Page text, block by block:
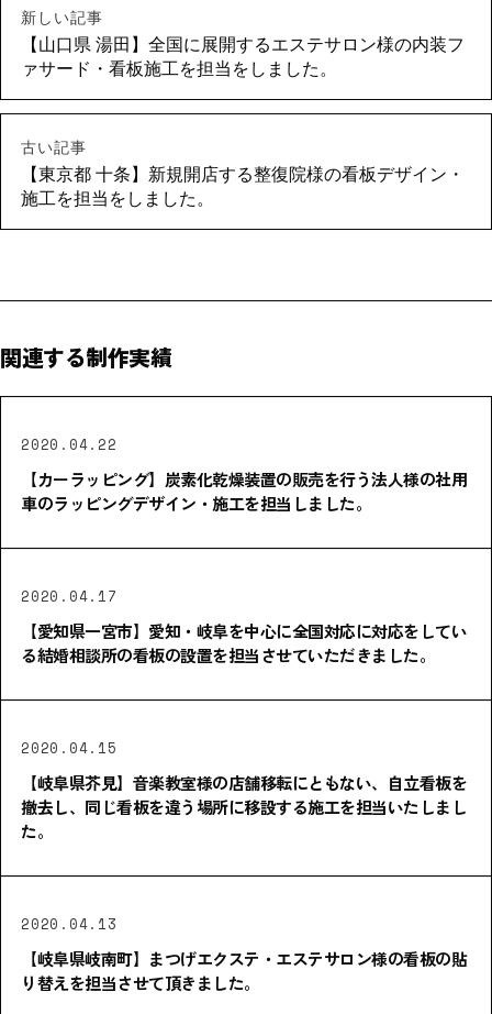
新しい記事
【山口県 湯田】全国に展開するエステサロン様の内装フ
ァサード・看板施工を担当をしました。
古い記事
【東京都 十条】新規開店する整復院様の看板デザイン・
施工を担当をしました。
関連する制作実績
2020.04.22
【カーラッピング】炭素化乾燥装置の販売を行う法人様の社用
車のラッピングデザイン・施工を担当しました。
2020.04.17
【愛知県一宮市】愛知・岐阜を中心に全国対応に対応をしてい
る結婚相談所の看板の設置を担当させていただきました。
2020.04.15
【岐阜県芥見】音楽教室様の店舗移転にともない、自立看板を
撤去し、同じ看板を違う場所に移設する施工を担当いたしまし
た。
2020.04.13
【岐阜県岐南町】まつげエクステ・エステサロン様の看板の貼
り替えを担当させて頂きました。